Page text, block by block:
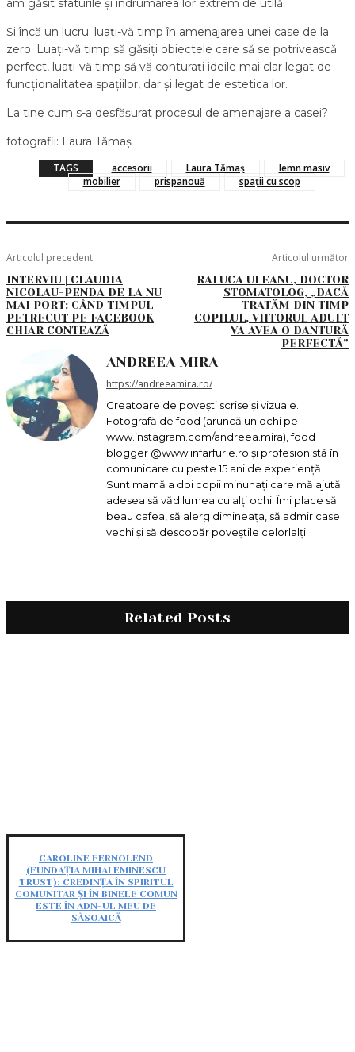
am găsit sfaturile și îndrumarea lor extrem de utilă.
Și încă un lucru: luați-vă timp în amenajarea unei case de la
zero. Luați-vă timp să găsiți obiectele care să se potrivească
perfect, luați-vă timp să vă conturați ideile mai clar legat de
funcționalitatea spațiilor, dar și legat de estetica lor.
La tine cum s-a desfășurat procesul de amenajare a casei?
fotografii: Laura Tămaș
TAGS accesorii Laura Tămaș
lemn masiv
mobilier
prispanouă spații cu scop
Articolul precedent
INTERVIU | CLAUDIA
NICOLAU-PENDA DE LA NU
MAI PORT: CÂND TIMPUL
PETRECUT PE FACEBOOK
CHIAR CONTEAZĂ
Articolul următor
RALUCA ULEANU, DOCTOR
STOMATOLOG, „DACĂ
TRATĂM DIN TIMP
COPILUL, VIITORUL ADULT
VA AVEA O DANTURĂ
PERFECTĂ”
ANDREEA MIRA
https://andreeamira.ro/
Creatoare de povești scrise și vizuale.
Fotografă de food (aruncă un ochi pe
www.instagram.com/andreea.mira), food
blogger @www.infarfurie.ro și profesionistă în
comunicare cu peste 15 ani de experiență.
Sunt mamă a doi copii minunați care mă ajută
adesea să văd lumea cu alți ochi. Îmi place să
beau cafea, să alerg dimineața, să admir case
vechi și să descopăr poveștile celorlalți.
Related Posts
CAROLINE FERNOLEND
(FUNDAȚIA MIHAI EMINESCU
TRUST): CREDINȚA ÎN SPIRITUL
COMUNITAR ȘI ÎN BINELE COMUN
ESTE ÎN ADN-UL MEU DE
SĂSOAICĂ